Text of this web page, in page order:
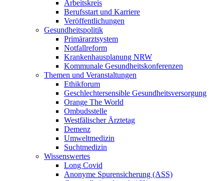
Arbeitskreis
Berufsstart und Karriere
Veröffentlichungen
Gesundheitspolitik
Primärarztsystem
Notfallreform
Krankenhausplanung NRW
Kommunale Gesundheitskonferenzen
Themen und Veranstaltungen
Ethikforum
Geschlechtersensible Gesundheitsversorgung
Orange The World
Ombudsstelle
Westfälischer Ärztetag
Demenz
Umweltmedizin
Suchtmedizin
Wissenswertes
Long Covid
Anonyme Spurensicherung (ASS)